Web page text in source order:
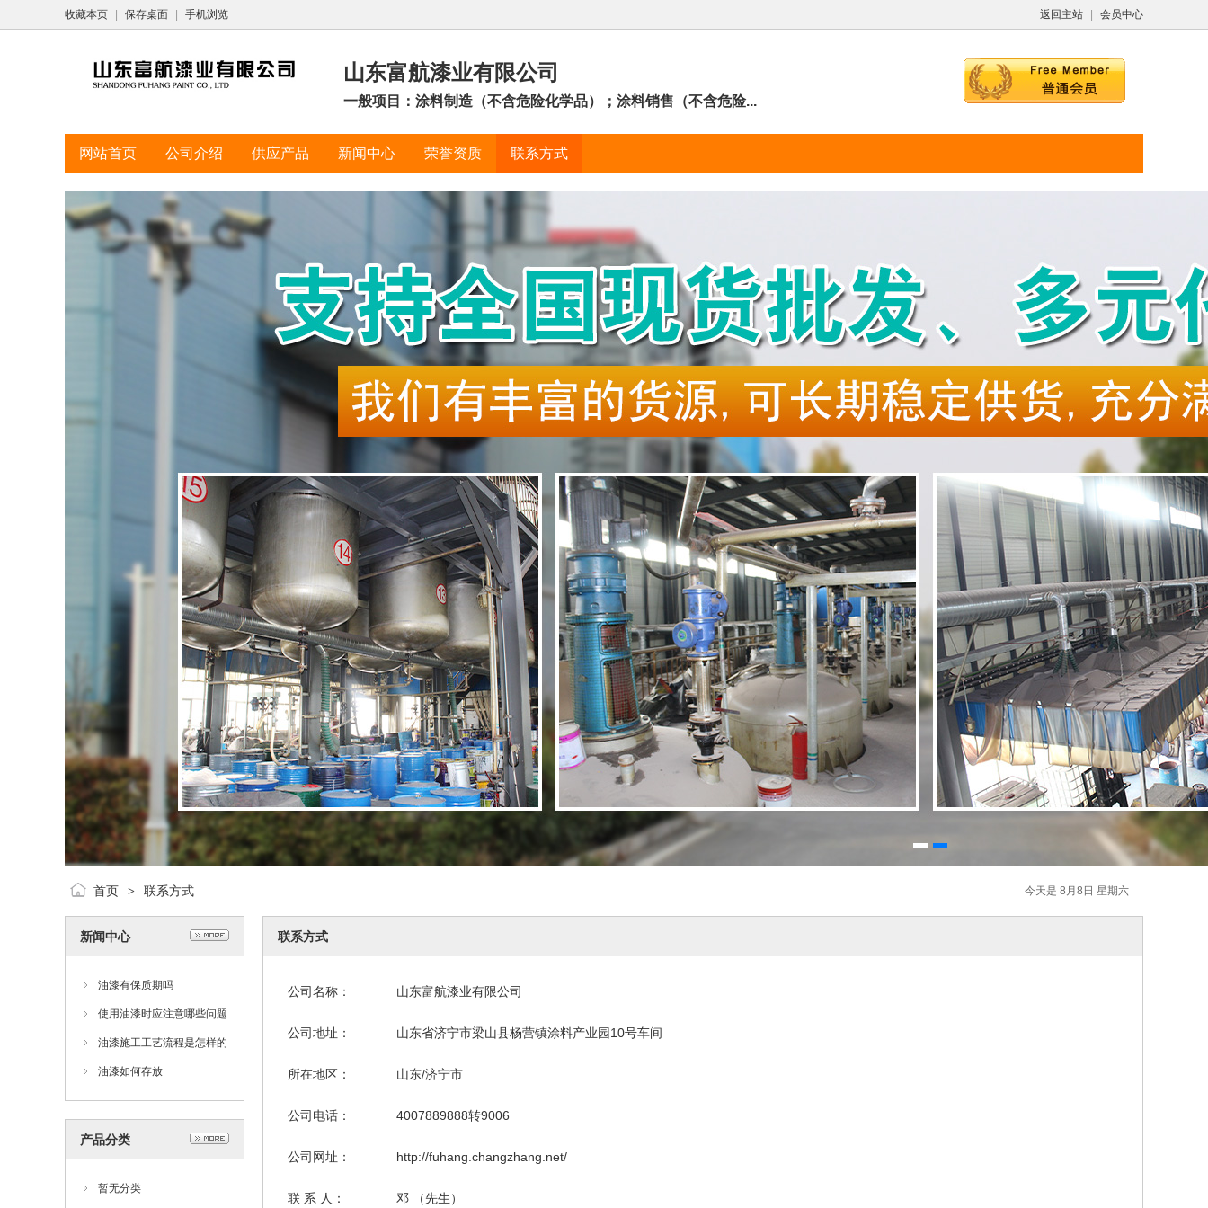
返回主站 会员中心
收藏本页 保存桌面 手机浏览
山东富航漆业有限公司
一般项目：涂料制造（不含危险化学品）；涂料销售（不含危险...
网站首页 公司介绍 供应产品 新闻中心 荣誉资质 联系方式
今天是 8月8日 星期六
首页 > 联系方式
新闻中心
油漆有保质期吗
使用油漆时应注意哪些问题
油漆施工工艺流程是怎样的
油漆如何存放
产品分类
暂无分类
联系方式
公司名称： 山东富航漆业有限公司
公司地址： 山东省济宁市梁山县杨营镇涂料产业园10号车间
所在地区： 山东/济宁市
公司电话： 4007889888转9006
公司网址： http://fuhang.changzhang.net/
联 系 人： 邓 （先生）